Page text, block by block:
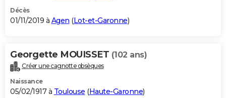
Décès
01/11/2019 à Agen (Lot-et-Garonne)
Georgette MOUISSET (102 ans)
Créer une cagnotte obsèques
Naissance
05/02/1917 à Toulouse (Haute-Garonne)